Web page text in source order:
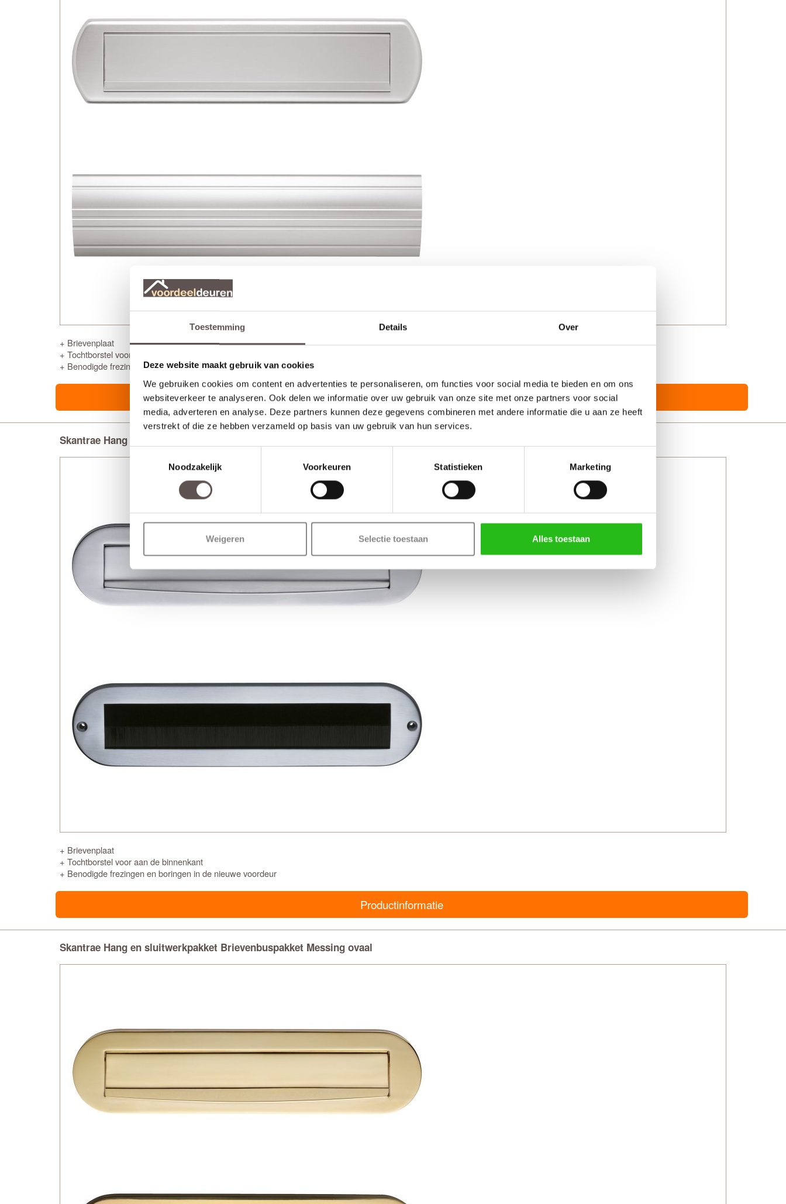
Toestemming Details Over
Deze website maakt gebruik van cookies
We gebruiken cookies om content en advertenties te personaliseren, om functies voor social media te bieden en om ons
websiteverkeer te analyseren. Ook delen we informatie over uw gebruik van onze site met onze partners voor social
media, adverteren en analyse. Deze partners kunnen deze gegevens combineren met andere informatie die u aan ze heeft
verstrekt of die ze hebben verzameld op basis van uw gebruik van hun services.
Noodzakelijk
Voorkeuren Statistieken Marketing
Weigeren Selectie toestaan Alles toestaan
+ Brievenplaat
+ Tochtborstel voor aan de binnenkant
+ Benodigde frezingen en boringen in de nieuwe voordeur
Productinformatie
Skantrae Hang en sluitwerkpakket Brievenbuspakket Mat chroom ovaal
+ Brievenplaat
+ Tochtborstel voor aan de binnenkant
+ Benodigde frezingen en boringen in de nieuwe voordeur
Productinformatie
Skantrae Hang en sluitwerkpakket Brievenbuspakket Messing ovaal